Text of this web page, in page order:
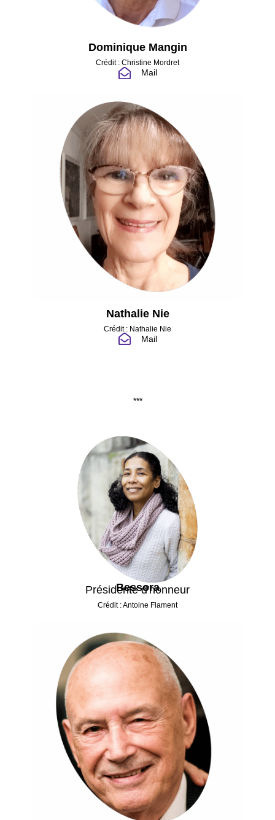
Dominique Mangin
Crédit : Christine Mordret
Mail
Nathalie Nie
Crédit : Nathalie Nie
Mail
***
Bessora
Présidente d'honneur
Crédit : Antoine Flament